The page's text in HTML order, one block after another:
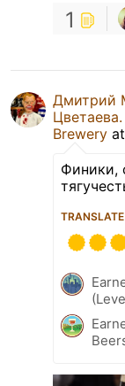
1
Дмитрий
Brewery at
Финики,
TRANSLATE